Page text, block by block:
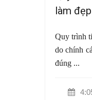
làm
Quy trình
do chính
đúng ...